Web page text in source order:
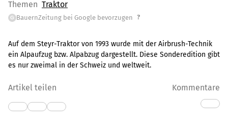
Themen Traktor
G BauernZeitung bei Google bevorzugen ?
Auf dem Steyr-Traktor von 1993 wurde mit der Airbrush-Technik
ein Alpaufzug bzw. Alpabzug dargestellt. Diese Sonderedition gibt
es nur zweimal in der Schweiz und weltweit.
Artikel teilen Kommentare